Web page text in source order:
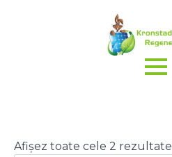
Afișez toate cele 2 rezultate